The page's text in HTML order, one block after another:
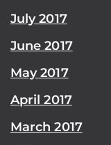
July 2017
June 2017
May 2017
April 2017
March 2017